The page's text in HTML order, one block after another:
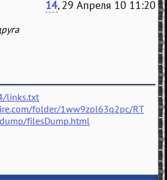
14, 29 Апреля 10 11:20
links.txt
folder/1ww9zpl63q2pc/RT
filesDump.html